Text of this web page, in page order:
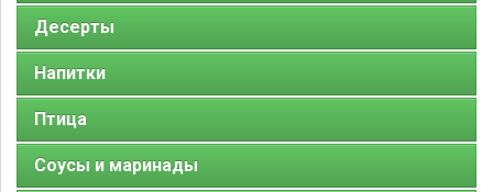
Десерты
Напитки
Птица
Соусы и маринады